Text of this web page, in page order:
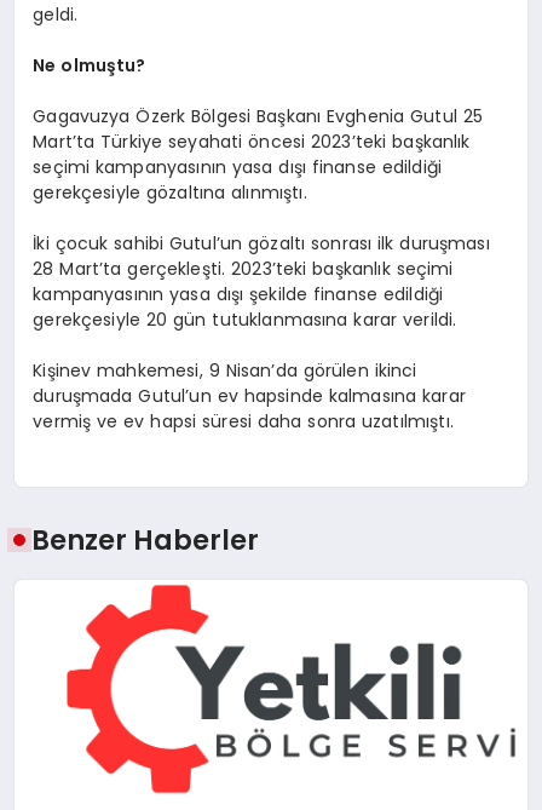
geldi.
Ne olmuştu?
Gagavuzya Özerk Bölgesi Başkanı Evghenia Gutul 25
Mart’ta Türkiye seyahati öncesi 2023’teki başkanlık
seçimi kampanyasının yasa dışı finanse edildiği
gerekçesiyle gözaltına alınmıştı.
İki çocuk sahibi Gutul’un gözaltı sonrası ilk duruşması
28 Mart’ta gerçekleşti. 2023’teki başkanlık seçimi
kampanyasının yasa dışı şekilde finanse edildiği
gerekçesiyle 20 gün tutuklanmasına karar verildi.
Kişinev mahkemesi, 9 Nisan’da görülen ikinci
duruşmada Gutul’un ev hapsinde kalmasına karar
vermiş ve ev hapsi süresi daha sonra uzatılmıştı.
Benzer Haberler